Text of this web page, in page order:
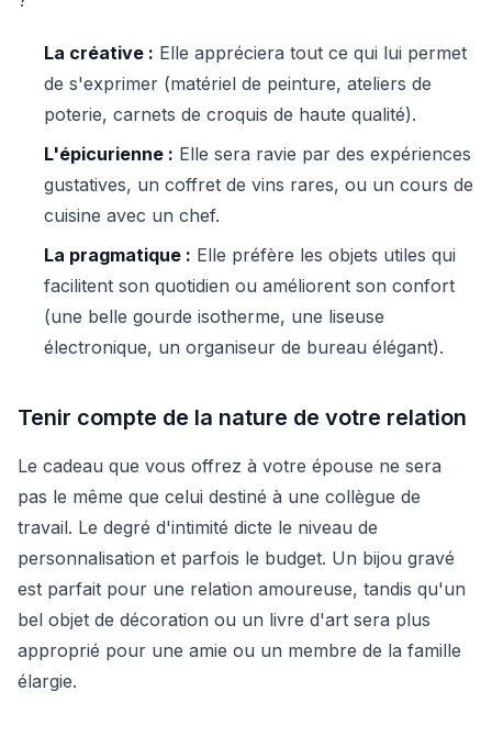
La créative : Elle appréciera tout ce qui lui permet
de s'exprimer (matériel de peinture, ateliers de
poterie, carnets de croquis de haute qualité).
L'épicurienne : Elle sera ravie par des expériences
gustatives, un coffret de vins rares, ou un cours de
cuisine avec un chef.
La pragmatique : Elle préfère les objets utiles qui
facilitent son quotidien ou améliorent son confort
(une belle gourde isotherme, une liseuse
électronique, un organiseur de bureau élégant).
Tenir compte de la nature de votre relation
Le cadeau que vous offrez à votre épouse ne sera
pas le même que celui destiné à une collègue de
travail. Le degré d'intimité dicte le niveau de
personnalisation et parfois le budget. Un bijou gravé
est parfait pour une relation amoureuse, tandis qu'un
bel objet de décoration ou un livre d'art sera plus
approprié pour une amie ou un membre de la famille
élargie.